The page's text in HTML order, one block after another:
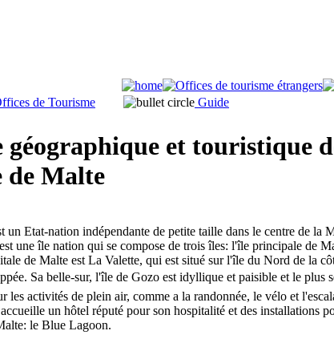
de Tourisme Guide
géographique et touristique
de Malte
un Etat-nation indépendante de petite taille dans le centre de la
une île nation qui se compose de trois îles: l'île principale de
de Malte est La Valette, qui est situé sur l'île du Nord de la
Sa belle-sur, l'île de Gozo est idyllique et paisible et le
les activités de plein air, comme a la randonnée, le vélo et
un hôtel réputé pour son hospitalité et des installations
le Blue Lagoon.